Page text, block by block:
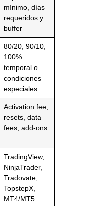
mínimo, días
requeridos y
buffer
80/20, 90/10,
100%
temporal o
condiciones
especiales
Activation fee,
resets, data
fees, add-ons
TradingView,
NinjaTrader,
Tradovate,
TopstepX,
MT4/MT5